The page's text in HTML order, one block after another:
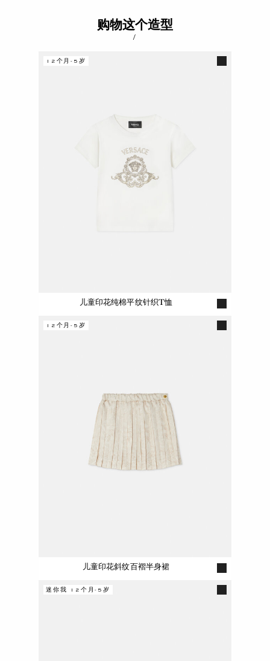
购物这个造型
/
儿童印花纯棉平纹针织T恤
12个月-5岁
儿童印花斜纹百褶半身裙
12个月-5岁
迷你我 12个月-5岁